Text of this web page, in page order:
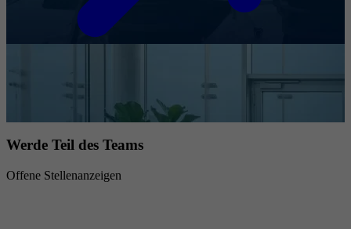
Werde Teil des Teams
Offene Stellenanzeigen